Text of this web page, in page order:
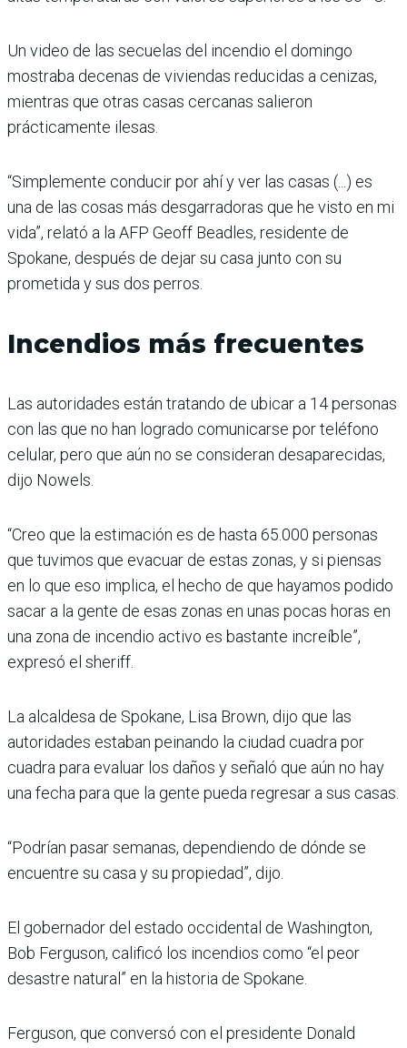
Un video de las secuelas del incendio el domingo
mostraba decenas de viviendas reducidas a cenizas,
mientras que otras casas cercanas salieron
prácticamente ilesas.
“Simplemente conducir por ahí y ver las casas (...) es
una de las cosas más desgarradoras que he visto en mi
vida”, relató a la AFP Geoff Beadles, residente de
Spokane, después de dejar su casa junto con su
prometida y sus dos perros.
Incendios más frecuentes
Las autoridades están tratando de ubicar a 14 personas
con las que no han logrado comunicarse por teléfono
celular, pero que aún no se consideran desaparecidas,
dijo Nowels.
“Creo que la estimación es de hasta 65.000 personas
que tuvimos que evacuar de estas zonas, y si piensas
en lo que eso implica, el hecho de que hayamos podido
sacar a la gente de esas zonas en unas pocas horas en
una zona de incendio activo es bastante increíble”,
expresó el sheriff.
La alcaldesa de Spokane, Lisa Brown, dijo que las
autoridades estaban peinando la ciudad cuadra por
cuadra para evaluar los daños y señaló que aún no hay
una fecha para que la gente pueda regresar a sus casas.
“Podrían pasar semanas, dependiendo de dónde se
encuentre su casa y su propiedad”, dijo.
El gobernador del estado occidental de Washington,
Bob Ferguson, calificó los incendios como “el peor
desastre natural” en la historia de Spokane.
Ferguson, que conversó con el presidente Donald